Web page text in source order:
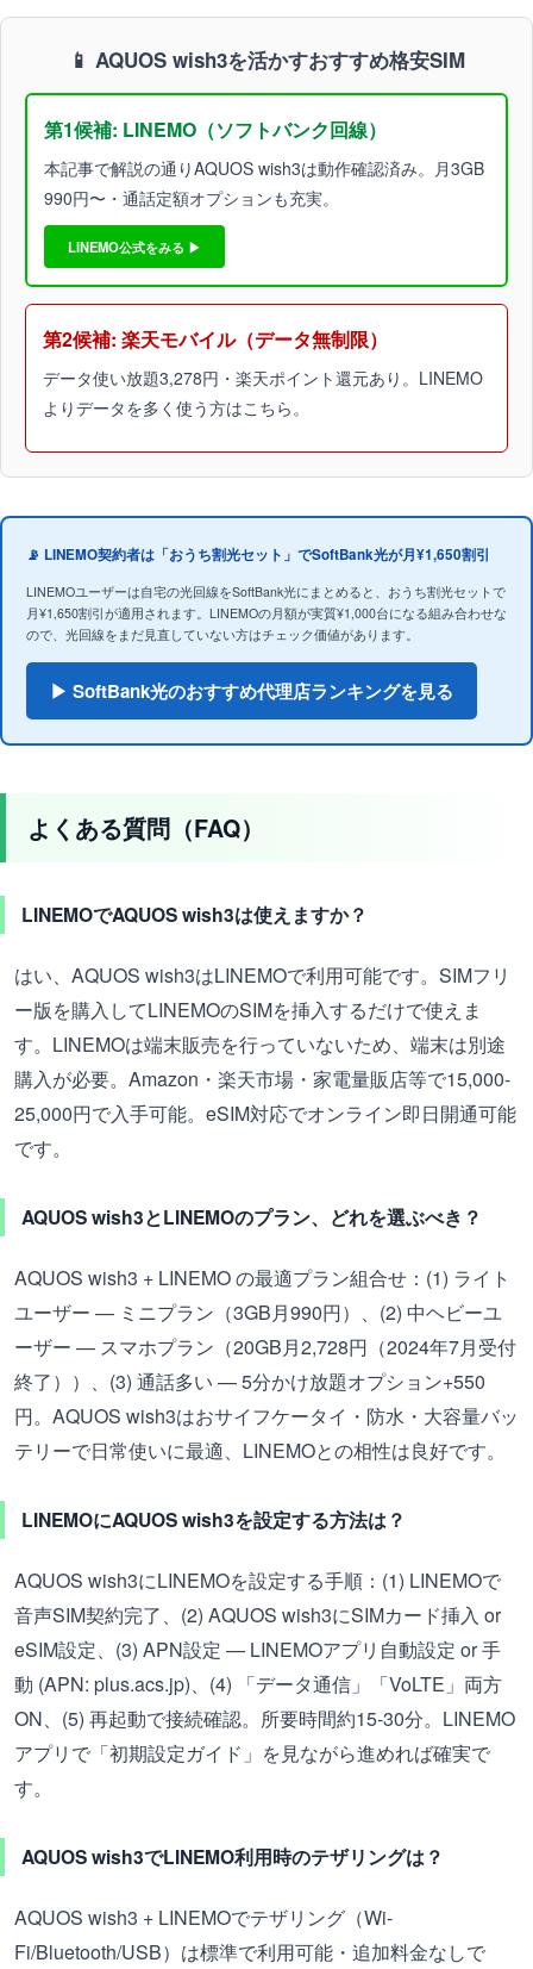
📱 AQUOS wish3を活かすおすすめ格安SIM
第1候補: LINEMO（ソフトバンク回線）
本記事で解説の通りAQUOS wish3は動作確認済み。月3GB
990円〜・通話定額オプションも充実。
LINEMO公式をみる ▶
第2候補: 楽天モバイル（データ無制限）
データ使い放題3,278円・楽天ポイント還元あり。LINEMO
よりデータを多く使う方はこちら。
📡 LINEMO契約者は「おうち割光セット」でSoftBank光が月¥1,650割引
LINEMOユーザーは自宅の光回線をSoftBank光にまとめると、おうち割光セットで
月¥1,650割引が適用されます。LINEMOの月額が実質¥1,000台になる組み合わせな
ので、光回線をまだ見直していない方はチェック価値があります。
▶ SoftBank光のおすすめ代理店ランキングを見る
よくある質問（FAQ）
LINEMOでAQUOS wish3は使えますか？
はい、AQUOS wish3はLINEMOで利用可能です。SIMフリ
ー版を購入してLINEMOのSIMを挿入するだけで使えま
す。LINEMOは端末販売を行っていないため、端末は別途
購入が必要。Amazon・楽天市場・家電量販店等で15,000-
25,000円で入手可能。eSIM対応でオンライン即日開通可能
です。
AQUOS wish3とLINEMOのプラン、どれを選ぶべき？
AQUOS wish3 + LINEMO の最適プラン組合せ：(1) ライト
ユーザー — ミニプラン（3GB月990円）、(2) 中ヘビーユ
ーザー — スマホプラン（20GB月2,728円（2024年7月受付
終了））、(3) 通話多い — 5分かけ放題オプション+550
円。AQUOS wish3はおサイフケータイ・防水・大容量バッ
テリーで日常使いに最適、LINEMOとの相性は良好です。
LINEMOにAQUOS wish3を設定する方法は？
AQUOS wish3にLINEMOを設定する手順：(1) LINEMOで
音声SIM契約完了、(2) AQUOS wish3にSIMカード挿入 or
eSIM設定、(3) APN設定 — LINEMOアプリ自動設定 or 手
動 (APN: plus.acs.jp)、(4) 「データ通信」「VoLTE」両方
ON、(5) 再起動で接続確認。所要時間約15-30分。LINEMO
アプリで「初期設定ガイド」を見ながら進めれば確実で
す。
AQUOS wish3でLINEMO利用時のテザリングは？
AQUOS wish3 + LINEMOでテザリング（Wi-
Fi/Bluetooth/USB）は標準で利用可能・追加料金なしで